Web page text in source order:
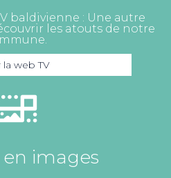
baldivienne : Une autre
les atouts de notre
la web TV
en images